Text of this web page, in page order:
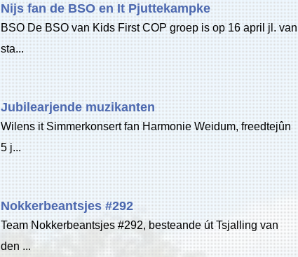
Nijs fan de BSO en It Pjuttekampke
BSO De BSO van Kids First COP groep is op 16 april jl. van
sta...
Jubilearjende muzikanten
Wilens it Simmerkonsert fan Harmonie Weidum, freedtejûn
5 j...
Nokkerbeantsjes #292
Team Nokkerbeantsjes #292, besteande út Tsjalling van
den ...